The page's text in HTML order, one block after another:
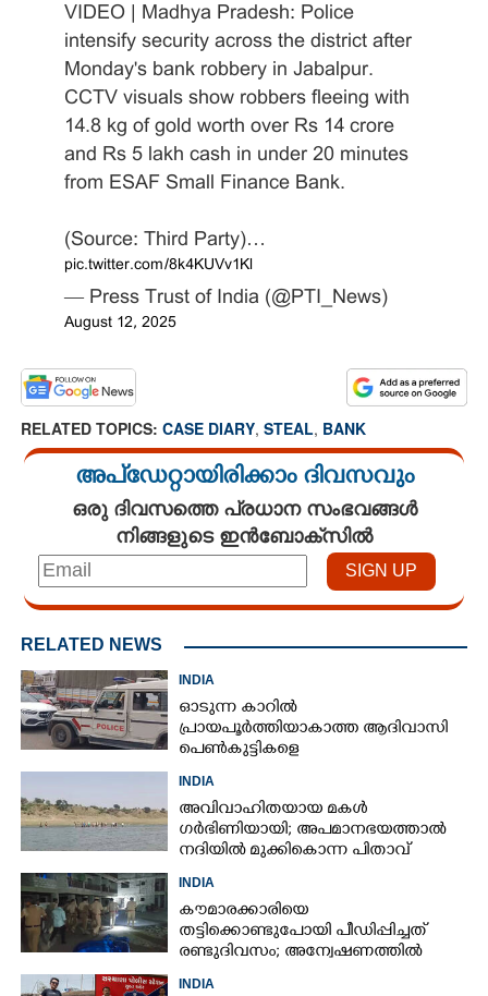
VIDEO | Madhya Pradesh: Police
intensify security across the district after
Monday's bank robbery in Jabalpur.
CCTV visuals show robbers fleeing with
14.8 kg of gold worth over Rs 14 crore
and Rs 5 lakh cash in under 20 minutes
from ESAF Small Finance Bank.
(Source: Third Party)…
pic.twitter.com/8k4KUVv1Kl
— Press Trust of India (@PTI_News)
August 12, 2025
RELATED TOPICS: CASE DIARY, STEAL, BANK
അപ്ഡേറ്റായിരിക്കാം ദിവസവും
ഒരു ദിവസത്തെ പ്രധാന സംഭവങ്ങൾ
നിങ്ങളുടെ ഇൻബോക്സിൽ
RELATED NEWS
INDIA
ഓടുന്ന കാറിൽ
പ്രായപൂർത്തിയാകാത്ത ആദിവാസി
പെൺകുട്ടികളെ
മൂന്ന് പേർ പിടിയിൽ
INDIA
അവിവാഹിതയായ മകൾ
ഗർഭിണിയായി; അപമാനഭയത്താൽ
നദിയിൽ മുക്കികൊന്ന പിതാവ്
INDIA
കൗമാരക്കാരിയെ
തട്ടിക്കൊണ്ടുപോയി പീഡിപ്പിച്ചത്
രണ്ടുദിവസം; അന്വേഷണത്തിൽ
INDIA